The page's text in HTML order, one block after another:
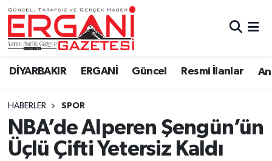
DİYARBAKIR ERGANİ Güncel Resmi İlanlar
HABERLER SPOR
NBA’de Alperen Şengün’ün
Üçlü Çifti Yetersiz Kaldı
DİYARBAKIR
BİSMİL
BAĞLAR
ERGANİ
Güncel
Eği̇ti̇m
Ergani Nöbetçi Eczaneler
Ergani Hava Durumu
Ergani Trafik Yoğunluk Haritası
Süper Lig Puan Durumu ve Fikstür